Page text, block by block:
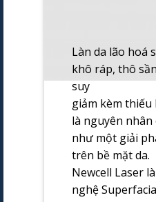
Làn da lão hoá
khô ráp, thô
suy
giảm kèm thiếu
là nguyên nhân
như một giải
trên bề mặt da.
Newcell Laser
nghệ